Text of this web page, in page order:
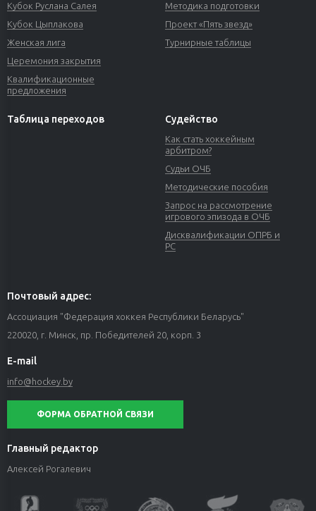
Кубок Руслана Салея
Кубок Цыплакова
Женская лига
Церемония закрытия
Квалификационные
предложения
Методика подготовки
Проект «Пять звезд»
Турнирные таблицы
Таблица переходов Судейство
Как стать хоккейным
арбитром?
Судьи ОЧБ
Методические пособия
Запрос на рассмотрение
игрового эпизода в ОЧБ
Дисквалификации ОПРБ и
РС
Почтовый адрес:
Ассоциация "Федерация хоккея Республики Беларусь"
220020, г. Минск, пр. Победителей 20, корп. 3
E-mail
info@hockey.by
ФОРМА ОБРАТНОЙ СВЯЗИ
Главный редактор
Алексей Рогалевич